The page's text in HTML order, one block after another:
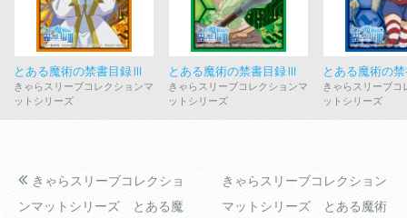
とある魔術の禁書目録Ⅲ
きゃらスリーブコレクションマ
ットシリーズ
とある魔術の禁書目録Ⅲ
きゃらスリーブコレクションマ
ットシリーズ
とある魔術の
きゃらスリーブコ
ットシリーズ
きゃらスリーブコレクショ
ンマットシリーズ とある魔
きゃらスリーブコレクション
マットシリーズ とある魔術